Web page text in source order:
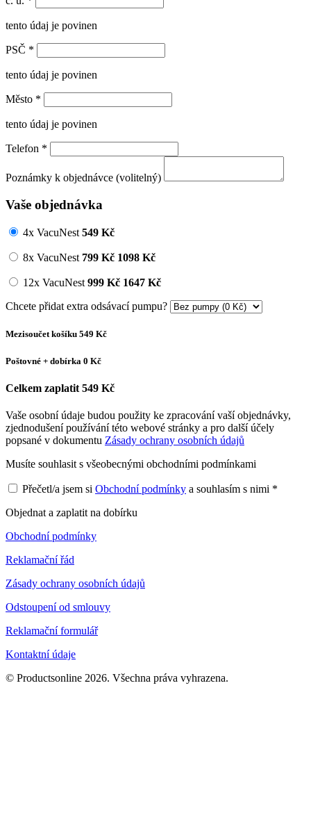
tento údaj je povinen
PSČ *
tento údaj je povinen
Město *
tento údaj je povinen
Telefon *
Poznámky k objednávce (volitelný)
Vaše objednávka
4x VacuNest 549 Kč
8x VacuNest 799 Kč 1098 Kč
12x VacuNest 999 Kč 1647 Kč
Chcete přidat extra odsávací pumpu?
Mezisoučet košíku 549 Kč
Poštovné + dobírka 0 Kč
Celkem zaplatit 549 Kč
Vaše osobní údaje budou použity ke zpracování vaší objednávky,
zjednodušení používání této webové stránky a pro další účely
popsané v dokumentu Zásady ochrany osobních údajů
Musíte souhlasit s všeobecnými obchodními podmínkami
Přečetl/a jsem si Obchodní podmínky a souhlasím s nimi *
Objednat a zaplatit na dobírku
Obchodní podmínky
Reklamační řád
Zásady ochrany osobních údajů
Odstoupení od smlouvy
Reklamační formulář
Kontaktní údaje
© Productsonline 2026. Všechna práva vyhrazena.